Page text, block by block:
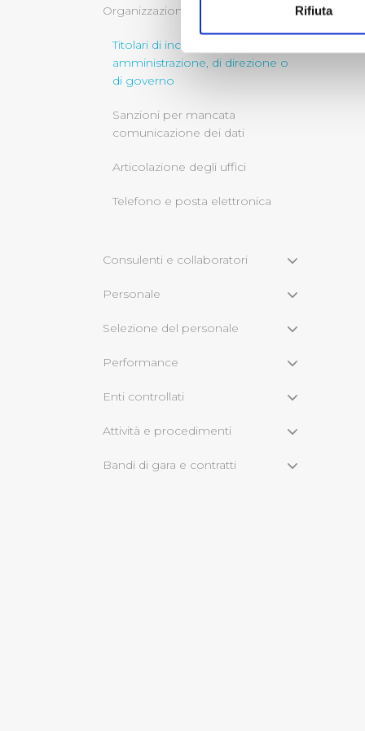
Identificare il tuo
digitali).
Approfondisci come
Utilizziamo dei cookie
navigazione sulle pagine e
per personalizzare
modo in cui l’Utente
desiderati e le terze parti
eccezione dei cookie
tecnici indispensabili per
Rifiuta
Organizzazione
Titolari di incarichi politici, di
amministrazione, di direzione o
di governo
Sanzioni per mancata
comunicazione dei dati
Articolazione degli uffici
Telefono e posta elettronica
Consulenti e collaboratori
Personale
Selezione del personale
Performance
Enti controllati
Attività e procedimenti
Bandi di gara e contratti